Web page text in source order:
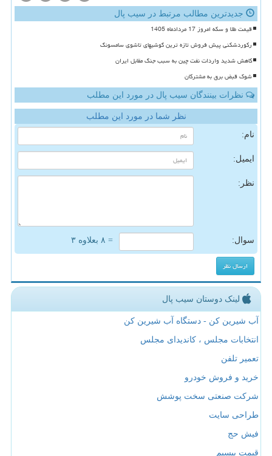
جدیدترین مطالب مرتبط در سیب پال
قیمت طلا و سکه امروز 17 مردادماه 1405
رکوردشکنی پیش فروش تازه ترین گوشیهای تاشوی سامسونگ
کاهش شدید واردات نفت چین به سبب جنگ مقابل ایران
شوک قبض برق به مشترکان
نظرات بینندگان سیب پال در مورد این مطلب
نظر شما در مورد این مطلب
نام:
ایمیل:
نظر:
سوال: = ۸ بعلاوه ۳
لینک دوستان سیب پال
آب شیرین کن - دستگاه آب شیرین کن
انتخابات مجلس ، کاندیدای مجلس
تعمیر تلفن
خرید و فروش خودرو
شرکت صنعتی سخت پوشش
طراحی سایت
فیش حج
قیمت بیسیم